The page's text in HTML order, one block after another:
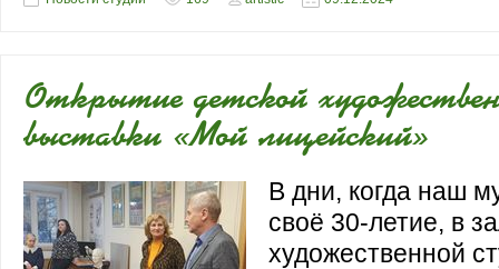
Открытие детской
выставки «Мой лицейский»
В дни, когда наш
своё 30-летие, в
художественной